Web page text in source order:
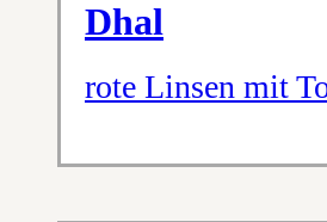
Dhal
rote Linsen mit